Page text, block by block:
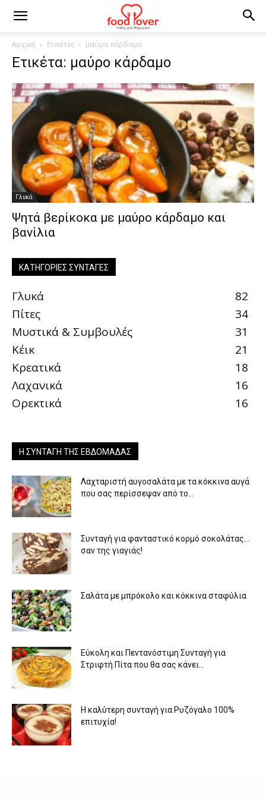
Αρχική Ετικέτες μαύρο κάρδαμο
Ετικέτα: μαύρο κάρδαμο
Γλυκά
Ψητά βερίκοκα με μαύρο κάρδαμο και
βανίλια
ΚΑΤΗΓΟΡΊΕΣ ΣΥΝΤΑΓΈΣ
Γλυκά
82
Πίτες
34
Μυστικά & Συμβουλές
31
Κέικ
21
Κρεατικά
18
Λαχανικά
16
Ορεκτικά
16
Η ΣΥΝΤΑΓΉ ΤΗΣ ΕΒΔΟΜΆΔΑΣ
Λαχταριστή αυγοσαλάτα με τα κόκκινα αυγά
που σας περίσσεψαν από το...
Συνταγή για φανταστικό κορμό σοκολάτας…
σαν της γιαγιάς!
Σαλάτα με μπρόκολο και κόκκινα σταφύλια
Εύκολη και Πεντανόστιμη Συνταγή για
Στριφτή Πίτα που θα σας κάνει...
Η καλύτερη συνταγή για Ρυζόγαλο 100%
επιτυχία!